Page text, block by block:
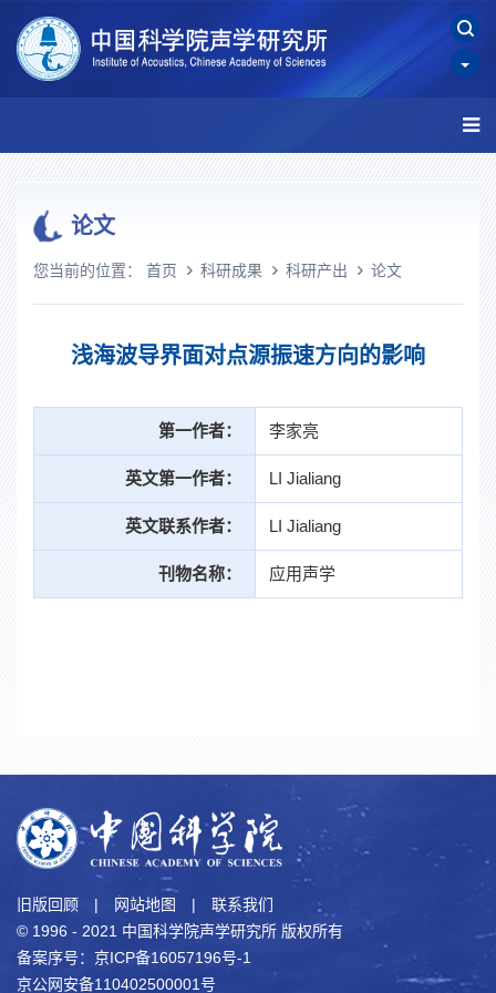
论文
您当前的位置： 首页 科研成果 科研产出 论文
浅海波导界面对点源振速方向的影响
第一作者： 李家亮
英文第一作者： LI Jialiang
英文联系作者： LI Jialiang
刊物名称： 应用声学
旧版回顾 | 网站地图 |
联系我们
© 1996 - 2021 中国科学院声学研究所 版权所有
备案序号：京ICP备16057196号-1
京公网安备110402500001号